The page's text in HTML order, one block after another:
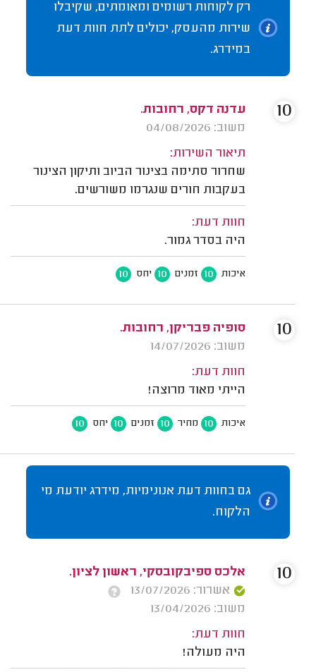
רק לקוחות רשומים ומאומתים, שקיבלו
שירות מהעסק, יכולים לתת חוות דעת
במידרג.
עדנה דקס, רחובות.
משוב: 04/08/2026
תיאור השירות:
שחרור סתימה בצינור הביוב ותיקון הצינור
בעקבות חורים שנגרמו משורשים.
חוות דעת:
היה בסדר גמור.
איכות 10 זמנים 10 יחס 10
10
סופיה פבריקן, רחובות.
משוב: 14/07/2026
חוות דעת:
הייתי מאוד מרוצה!
איכות 10 מחיר 10 זמנים 10 יחס 10
10
גם בחוות דעת אנונימיות, מידרג יודעת מי
הלקוח.
אלכס ספיבקובסקי, ראשון לציון.
אשרור: 13/07/2026
משוב: 13/04/2026
חוות דעת:
היה מעולה!
10